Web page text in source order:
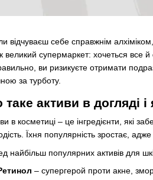
відчуваєш себе справжнім
великий супермаркет: хочеться все
ви ризикуєте отримати
за турботу.
активи в догляді
в косметиці – це інгредієнти, які
Їхня популярність зростає,
найбільш популярних активів для
– супергерой проти акне,